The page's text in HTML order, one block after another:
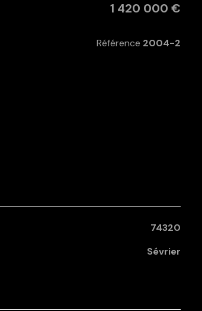
1 420 000 €
Référence 2004-2
74320
Sévrier